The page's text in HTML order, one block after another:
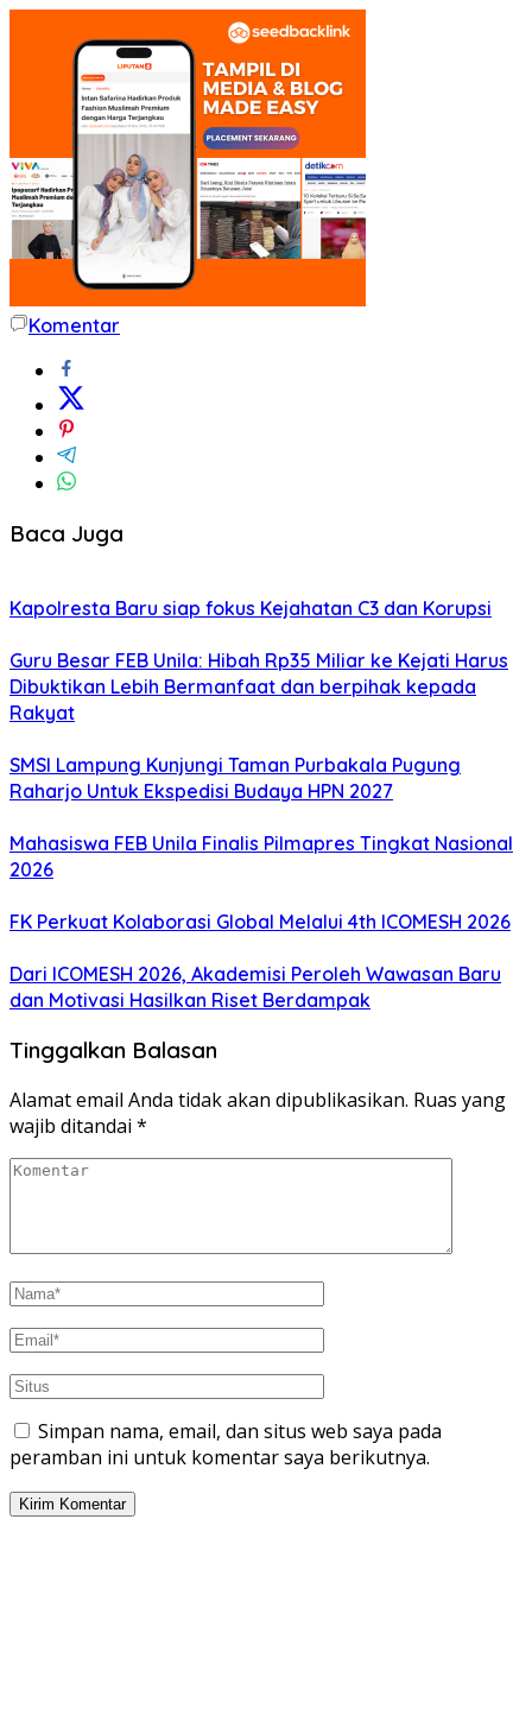
Komentar
Baca Juga
Kapolresta Baru siap fokus Kejahatan C3 dan Korupsi
Guru Besar FEB Unila: Hibah Rp35 Miliar ke Kejati Harus
Dibuktikan Lebih Bermanfaat dan berpihak kepada
Rakyat
SMSI Lampung Kunjungi Taman Purbakala Pugung
Raharjo Untuk Ekspedisi Budaya HPN 2027
Mahasiswa FEB Unila Finalis Pilmapres Tingkat Nasional
2026
FK Perkuat Kolaborasi Global Melalui 4th ICOMESH 2026
Dari ICOMESH 2026, Akademisi Peroleh Wawasan Baru
dan Motivasi Hasilkan Riset Berdampak
Tinggalkan Balasan
Alamat email Anda tidak akan dipublikasikan. Ruas yang
wajib ditandai *
Simpan nama, email, dan situs web saya pada
peramban ini untuk komentar saya berikutnya.